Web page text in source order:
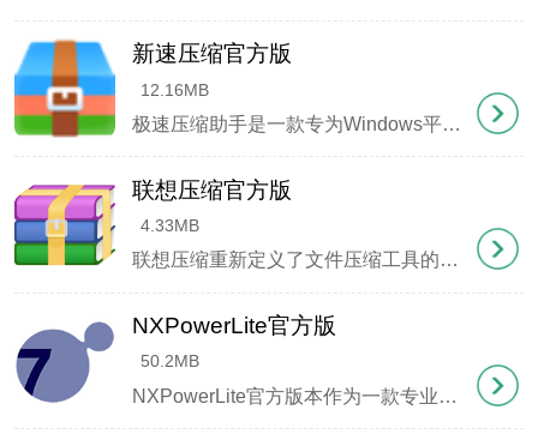
5、在补丁界面点击"应用"按钮执行破解
新速压缩官方版
12.16MB
极速压缩助手是一款专为Windows平台设计的轻量化压缩工具，界面简洁友好，完美兼容Win10 Win7等主流操作系统。其核心功能支持ZIP和7Z两种主流压缩格式，更贴心集成MD5校验、系统时间校准等实用小工具，堪称办公必备神器。该软件以闪电般的压缩速度、军工级加密防护和人性化交互体验著称，绝对是您文件处理的得力助手！
联想压缩官方版
4.33MB
联想压缩重新定义了文件压缩工具的标准，化繁为简的设计理念贯穿始终。没有花哨的界面元素，也没有恼人的广告弹窗，所有功能都围绕高效操作展开。从常见的ZIP、RAR到专业的7Z格式，这款软件都能流畅处理，
NXPowerLite官方版
50.2MB
NXPowerLite官方版本作为一款专业级文件压缩工具，能够智能处理PDF、PPT、Word、Excel及JPEG PNG TIFF等多种格式的文档与图像。其独特之处在于采用先进的压缩算法，在显著减小文件体积的同时，完美保持原始文件格式与画质清晰度。尤其令人惊艳的是，软件支持单批次处理高达10000个文件，堪称海量小文件压缩的终极解决方案。